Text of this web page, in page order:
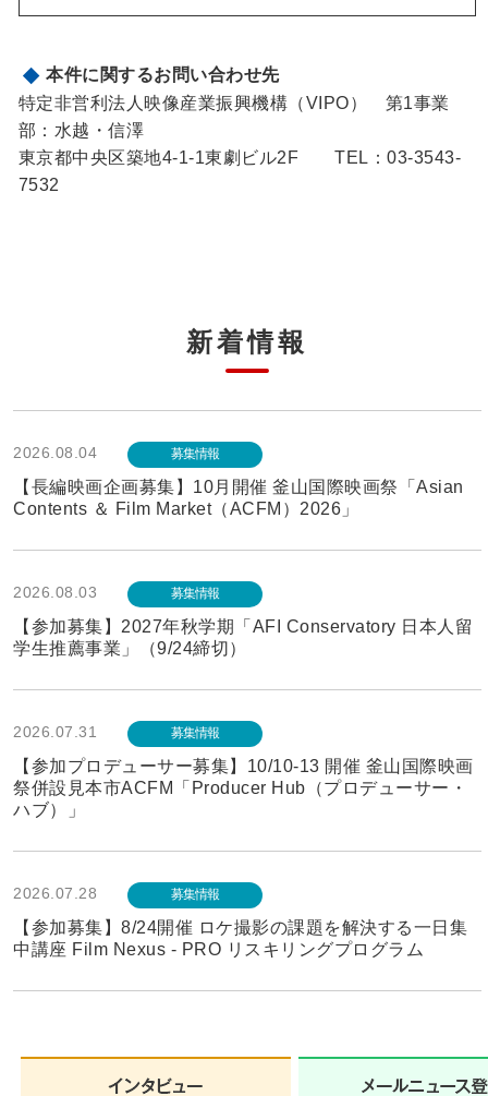
本件に関するお問い合わせ先
特定非営利法人映像産業振興機構（VIPO） 第1事業
部：水越・信澤
東京都中央区築地4-1-1東劇ビル2F TEL：03-3543-
7532
新着情報
2026.08.04 募集情報
【長編映画企画募集】10月開催 釜山国際映画祭「Asian
Contents ＆ Film Market（ACFM）2026」
2026.08.03 募集情報
【参加募集】2027年秋学期「AFI Conservatory 日本人留
学生推薦事業」（9/24締切）
2026.07.31 募集情報
【参加プロデューサー募集】10/10-13 開催 釜山国際映画
祭併設見本市ACFM「Producer Hub（プロデューサー・
ハブ）」
2026.07.28 募集情報
【参加募集】8/24開催 ロケ撮影の課題を解決する一日集
中講座 Film Nexus - PRO リスキリングプログラム